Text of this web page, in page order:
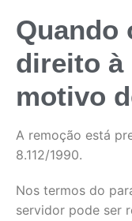
Quando
direito à
motivo
A remoção está
8.112/1990.
Nos termos do
servidor pode ser